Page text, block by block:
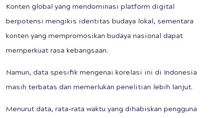
Konten global yang mendominasi platform digital
berpotensi mengikis identitas budaya lokal, sementara
konten yang mempromosikan budaya nasional dapat
memperkuat rasa kebangsaan.
Namun, data spesifik mengenai korelasi ini di Indonesia
masih terbatas dan memerlukan penelitian lebih lanjut.
Menurut data, rata-rata waktu yang dihabiskan pengguna